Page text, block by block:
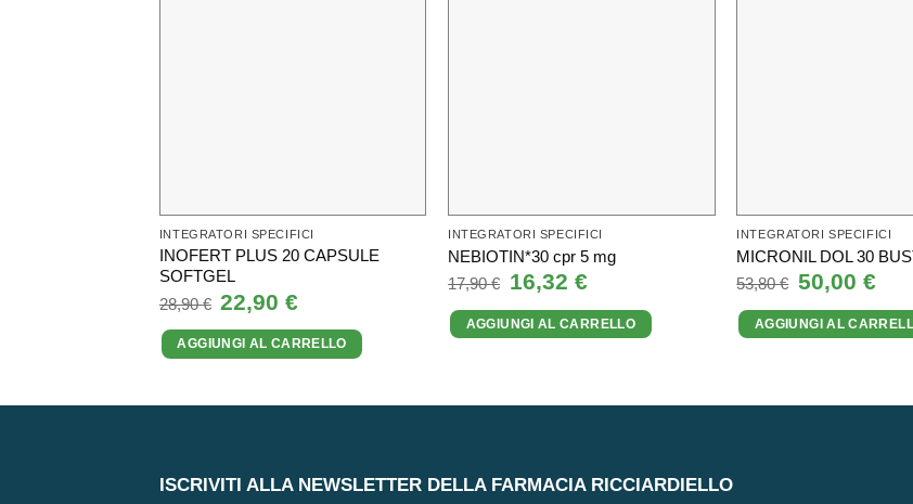
INTEGRATORI SPECIFICI
INOFERT PLUS 20 CAPSULE
SOFTGEL
28,90€ Il
prezzo
originale
era:
28,90 €.
22,90€
attuale
è:
22,90 €.
AGGIUNGI AL CARRELLO
INTEGRATORI SPECIFICI
NEBIOTIN*30 cpr 5 mg
17,90€ Il
prezzo
originale
era:
17,90 €.
16,32 €Il
prezzo
attuale
è:
16,32 €.
AGGIUNGI AL CARRELLO
INTEGRATORI SPECIFICI
MICRONIL DOL 30
53,80€ Il
prezzo
originale
era:
53,80 €.
50,00 €Il
è:
AGGIUNGI AL
ISCRIVITI ALLA NEWSLETTER DELLA FARMACIA RICCIARDIELLO